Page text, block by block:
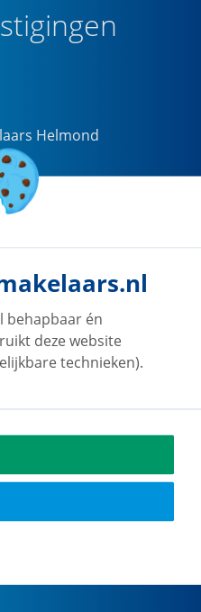
Helmond
behapbaar én
deze website
technieken).